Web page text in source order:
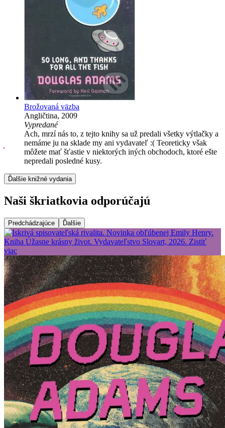
Brožovaná väzba
Angličtina, 2009
Vypredané
Ach, mrzí nás to, z tejto knihy sa už predali všetky výtlačky a
nemáme ju na sklade my ani vydavateľ :( Teoreticky však
môžete mať šťastie v niektorých iných obchodoch, ktoré ešte
nepredali posledné kusy.
Ďalšie knižné vydania
Naši škriatkovia odporúčajú
Predchádzajúce Ďalšie